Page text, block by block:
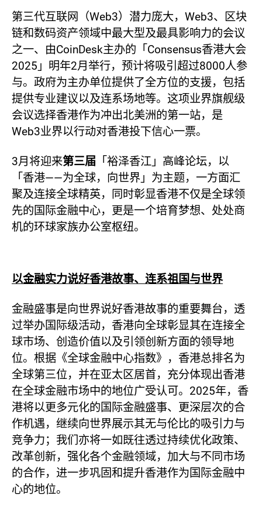
第三代互联网（Web3）潜力庞大，Web3、区块
链和数码资产领域中最大型及最具影响力的会议
之一、由CoinDesk主办的「Consensus香港大会
2025」明年2月举行，预计将吸引超过8000人参
与。政府为主办单位提供了全方位的支援，包括
提供专业建议以及连系场地等。这项业界旗舰级
会议选择香港作为冲出北美洲的第一站，是
Web3业界以行动对香港投下信心一票。
3月将迎来第三届 「裕泽香江」高峰论坛，以
「香港——为全球，向世界」为主题，一方面汇
聚及连接全球精英，同时彰显香港不仅是全球领
先的国际金融中心，更是一个培育梦想、处处商
机的环球家族办公室枢纽。
以金融实力说好香港故事、连系祖国与世界
金融盛事是向世界说好香港故事的重要舞台，透
过举办国际级活动，香港向全球彰显其在连接全
球市场、创造价值以及引领创新方面的领导地
位。根据《全球金融中心指数》，香港总排名为
全球第三位，并在亚太区居首，充分体现出香港
在全球金融市场中的地位广受认可。2025年，香
港将以更多元化的国际金融盛事、更深层次的合
作机遇，继续向世界展示其无与伦比的吸引力与
竞争力；我们亦将一如既往透过持续优化政策、
改革创新，强化各个金融领域，加大与不同市场
的合作，进一步巩固和提升香港作为国际金融中
心的地位。